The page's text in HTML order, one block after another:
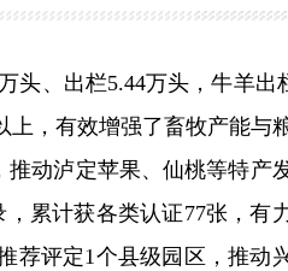
头、出栏5.44万头，牛羊出
上，有效增强了畜牧产能与
动泸定苹果、仙桃等特产
累计获各类认证77张 ，有
荐评定1个县级园区，推动